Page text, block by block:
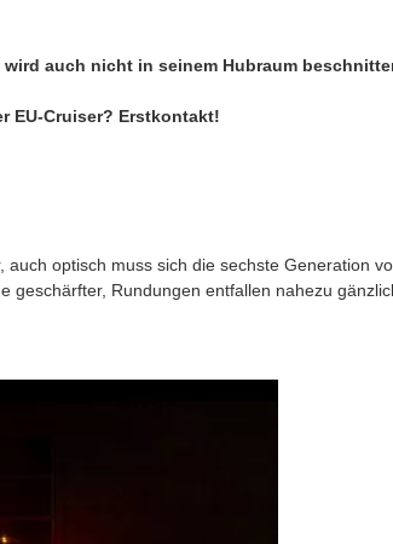
auch nicht in seinem Hubraum
EU-Cruiser? Erstkontakt!
optisch muss sich die sechste Generation
geschärfter, Rundungen entfallen nahezu